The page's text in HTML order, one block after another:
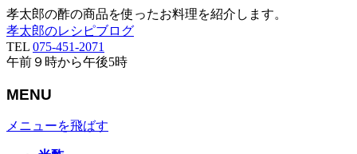
孝太郎の酢の商品を使ったお料理を紹介します。
孝太郎のレシピブログ
TEL 075-451-2071
午前９時から午後5時
MENU
メニューを飛ばす